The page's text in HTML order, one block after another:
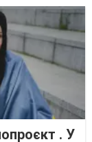
. У